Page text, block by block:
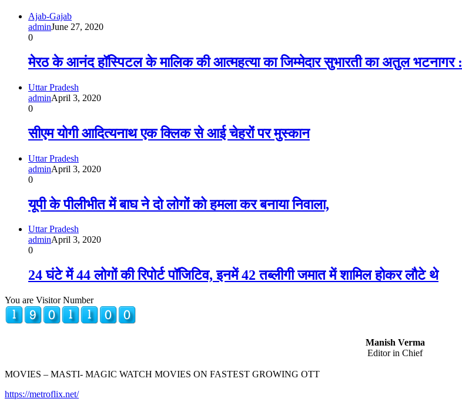
Ajab-Gajab
adminJune 27, 2020
0
मेरठ के आनंद हॉस्पिटल के मालिक की आत्महत्या का जिम्मेदार सुभारती का अतुल भटनागर
Uttar Pradesh
adminApril 3, 2020
0
सीएम योगी आदित्यनाथ एक क्लिक से आई चेहरों पर मुस्कान
Uttar Pradesh
adminApril 3, 2020
0
यूपी के पीलीभीत में बाघ ने दो लोगों को हमला कर बनाया निवाला,
Uttar Pradesh
adminApril 3, 2020
0
24 घंटे में 44 लोगों की रिपोर्ट पॉजिटिव, इनमें 42 तब्लीगी जमात में शामिल होकर लौटे थे
You are Visitor Number
Manish Verma
Editor in Chief
MOVIES – MASTI- MAGIC WATCH MOVIES ON FASTEST GROWING OTT
https://metroflix.net/